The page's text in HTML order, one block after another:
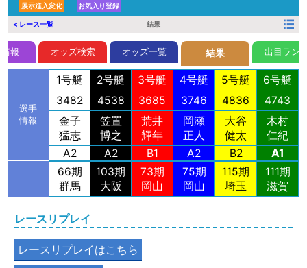
展示進入変化 お気入り登録
< レース一覧 結果
報 オッズ検索 オッズ一覧 結果 出目ラン
選手
情報
1号艇 2号艇 3号艇 4号艇 5号艇
6号艇
3482
4538 3685 3746 4836
4743
金子
猛志
笠置
博之
荒井
輝年
岡瀬
正人
大谷
健太
木村
仁紀
A2
A2 B1 A2 B2
A1
66期
群馬
103期
大阪
73期
岡山
75期
岡山
115期
埼玉
111期
滋賀
レースリプレイ
レースリプレイはこちら